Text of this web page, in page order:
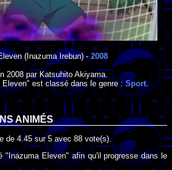
(Inazuma Irebun) - 2008
2008par Katsuhito Akiyama
est classé dans le genre : Sport.
ANIMÉS
de4.45sur5 avec 88vote(s).
"Inazuma Eleven" afin qu'il progresse dans le